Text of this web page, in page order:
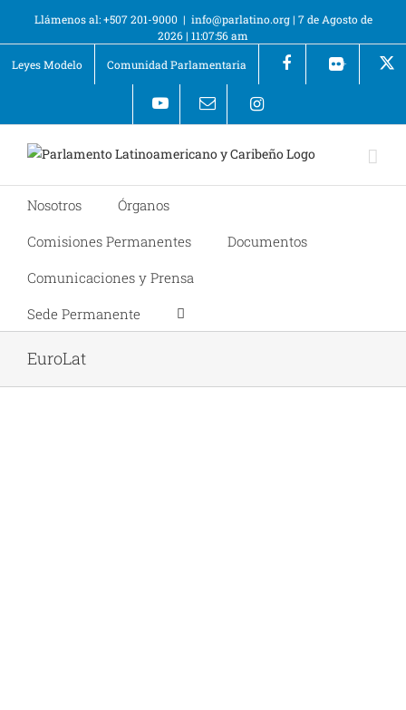
Llámenos al: +507 201-9000 | info@parlatino.org| 7 de Agosto de
2026| 11:07:56 am
Leyes Modelo
Comunidad Parlamentaria +
Nosotros
Órganos
Comisiones Permanentes
Documentos
Comunicaciones y Prensa
Sede Permanente
EuroLat